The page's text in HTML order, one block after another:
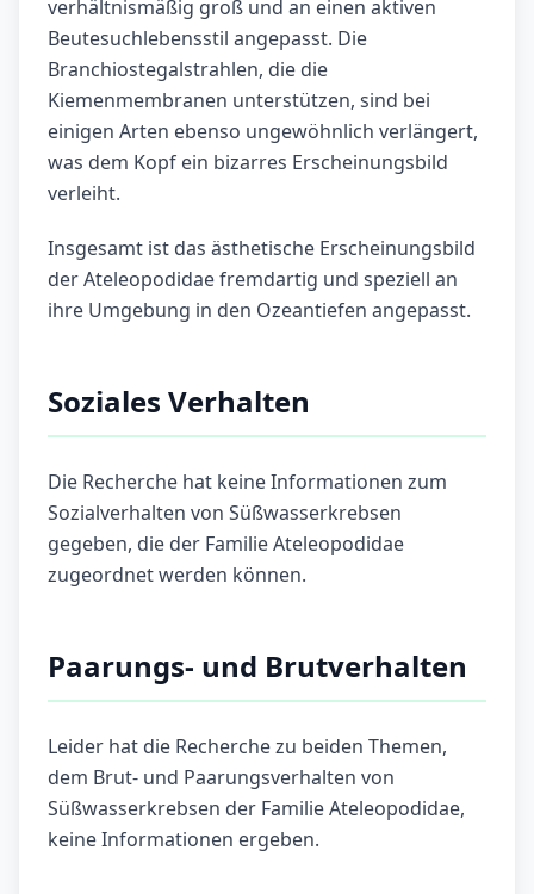
verhältnismäßig groß und an einen aktiven
Beutesuchlebensstil angepasst. Die
Branchiostegalstrahlen, die die
Kiemenmembranen unterstützen, sind bei
einigen Arten ebenso ungewöhnlich verlängert,
was dem Kopf ein bizarres Erscheinungsbild
verleiht.
Insgesamt ist das ästhetische Erscheinungsbild
der Ateleopodidae fremdartig und speziell an
ihre Umgebung in den Ozeantiefen angepasst.
Soziales Verhalten
Die Recherche hat keine Informationen zum
Sozialverhalten von Süßwasserkrebsen
gegeben, die der Familie Ateleopodidae
zugeordnet werden können.
Paarungs- und Brutverhalten
Leider hat die Recherche zu beiden Themen,
dem Brut- und Paarungsverhalten von
Süßwasserkrebsen der Familie Ateleopodidae,
keine Informationen ergeben.